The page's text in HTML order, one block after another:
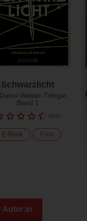
Schwarzlicht
Walder-Trilogie,
Band 1
(520)
E-Book Print
Autor:in